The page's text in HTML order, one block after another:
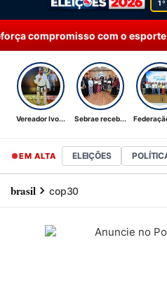
com o esporte nas periferias
Vereador Ivo... Sebrae receb...
EM ALTA ELEIÇÕES
brasil cop30